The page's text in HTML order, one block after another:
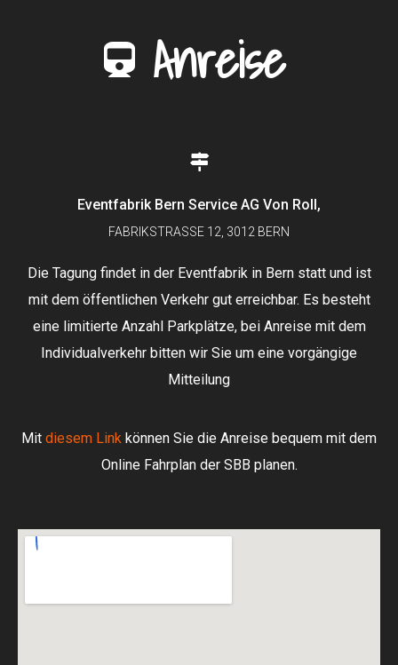
Anreise
Eventfabrik Bern Service AG Von Roll,
FABRIKSTRASSE 12, 3012 BERN
Die Tagung findet in der Eventfabrik in Bern statt und ist
mit dem öffentlichen Verkehr gut erreichbar. Es besteht
eine limitierte Anzahl Parkplätze, bei Anreise mit dem
Individualverkehr bitten wir Sie um eine vorgängige
Mitteilung
Mit diesem Link können Sie die Anreise bequem mit dem
Online Fahrplan der SBB planen.